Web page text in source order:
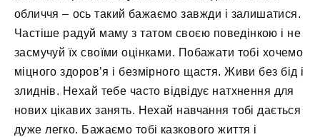
обличчя – ось такий бажаємо завжди і залишатися.
Частіше радуй маму з татом своєю поведінкою і не
засмучуй їх своїми оцінками. Побажати тобі хочемо
міцного здоров’я і безмірного щастя. Живи без бід і
злиднів. Нехай тебе часто відвідує натхнення для
нових цікавих занять. Нехай навчання тобі дається
дуже легко. Бажаємо тобі казкового життя і